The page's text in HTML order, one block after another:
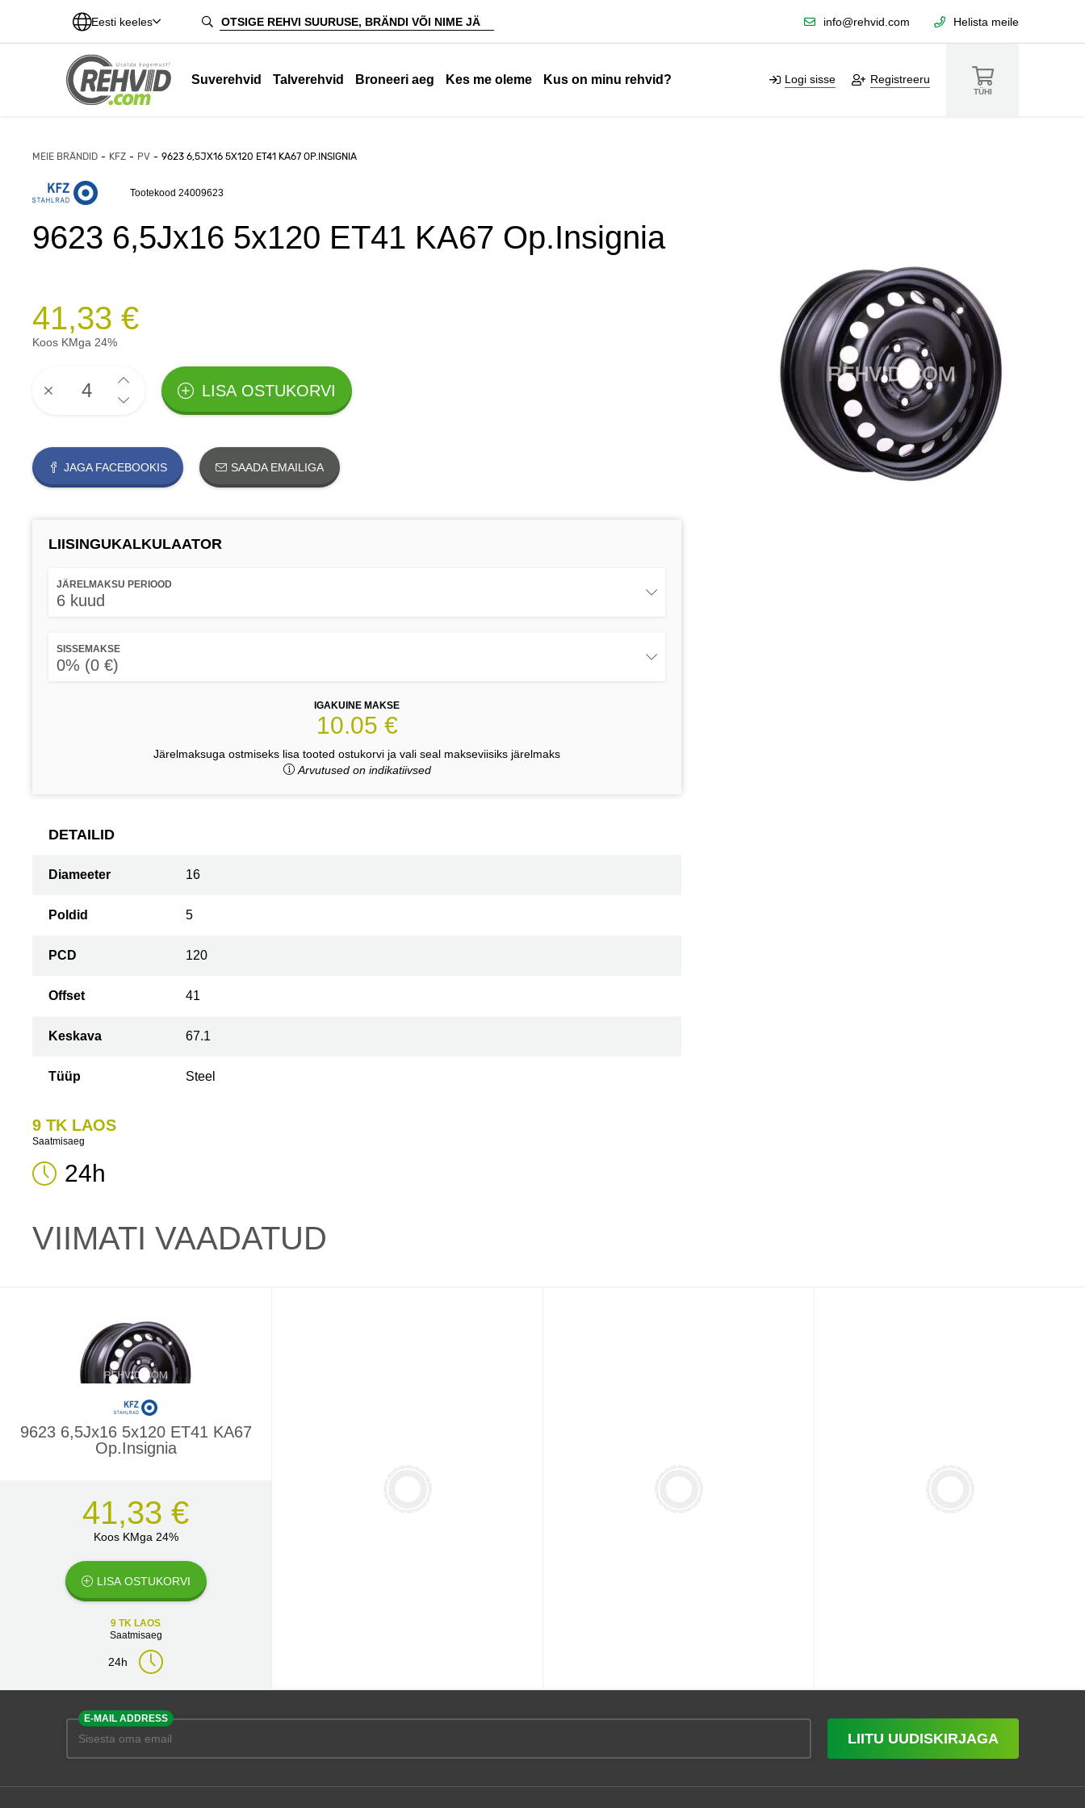
Eesti keeles info@rehvid.com Helista meile
Suverehvid Talverehvid Broneeri aeg Kes me oleme Kus on minu rehvid? Logi sisse Registreeru
TÜHI
MEIE BRÄNDID KFZ PV 9623 6,5JX16 5X120 ET41 KA67 OP.INSIGNIA
Tootekood 24009623
9623 6,5Jx16 5x120 ET41 KA67 Op.Insignia
41,33 €
Koos KMga 24%
LISA OSTUKORVI
JAGA FACEBOOKIS SAADA EMAILIGA
LIISINGUKALKULAATOR
JÄRELMAKSU PERIOOD
6 kuud
SISSEMAKSE
0% (0 €)
IGAKUINE MAKSE
10.05 €
Järelmaksuga ostmiseks lisa tooted ostukorvi ja vali seal makseviisiks järelmaks
Arvutused on indikatiivsed
DETAILID
Diameeter 16
Poldid 5
PCD 120
Offset 41
Keskava 67.1
Tüüp Steel
9 TK LAOS
Saatmisaeg
24h
VIIMATI VAADATUD
9623 6,5Jx16 5x120 ET41 KA67
Op.Insignia
41,33 €
Koos KMga 24%
LISA OSTUKORVI
9 TK LAOS
Saatmisaeg
24h
E-MAIL ADDRESS
LIITU UUDISKIRJAGA